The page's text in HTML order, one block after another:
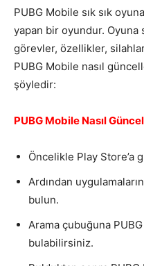
PUBG Mobile sık sık
yapan bir oyundur.
görevler, özellikler,
PUBG Mobile nasıl
şöyledir:
PUBG Mobile Nasıl
Öncelikle Play Store’a
Ardından
bulun.
Arama çubuğuna
bulabilirsiniz.